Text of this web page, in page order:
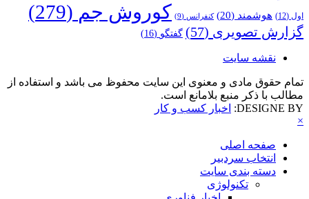
اول (12) هوشمند (20) کنفرانس (9) کوروش جم (279)
گزارش تصویری (57) گفتگو (16)
نقشه سایت
تمام حقوق مادی و معنوی این سایت محفوظ می باشد و استفاده از
مطالب با ذکر منبع بلامانع است.
DESIGNE BY:
اخبار کسب و کار
×
صفحه اصلی
انتخاب سردبیر
دسته بندی سایت
تکنولوژی